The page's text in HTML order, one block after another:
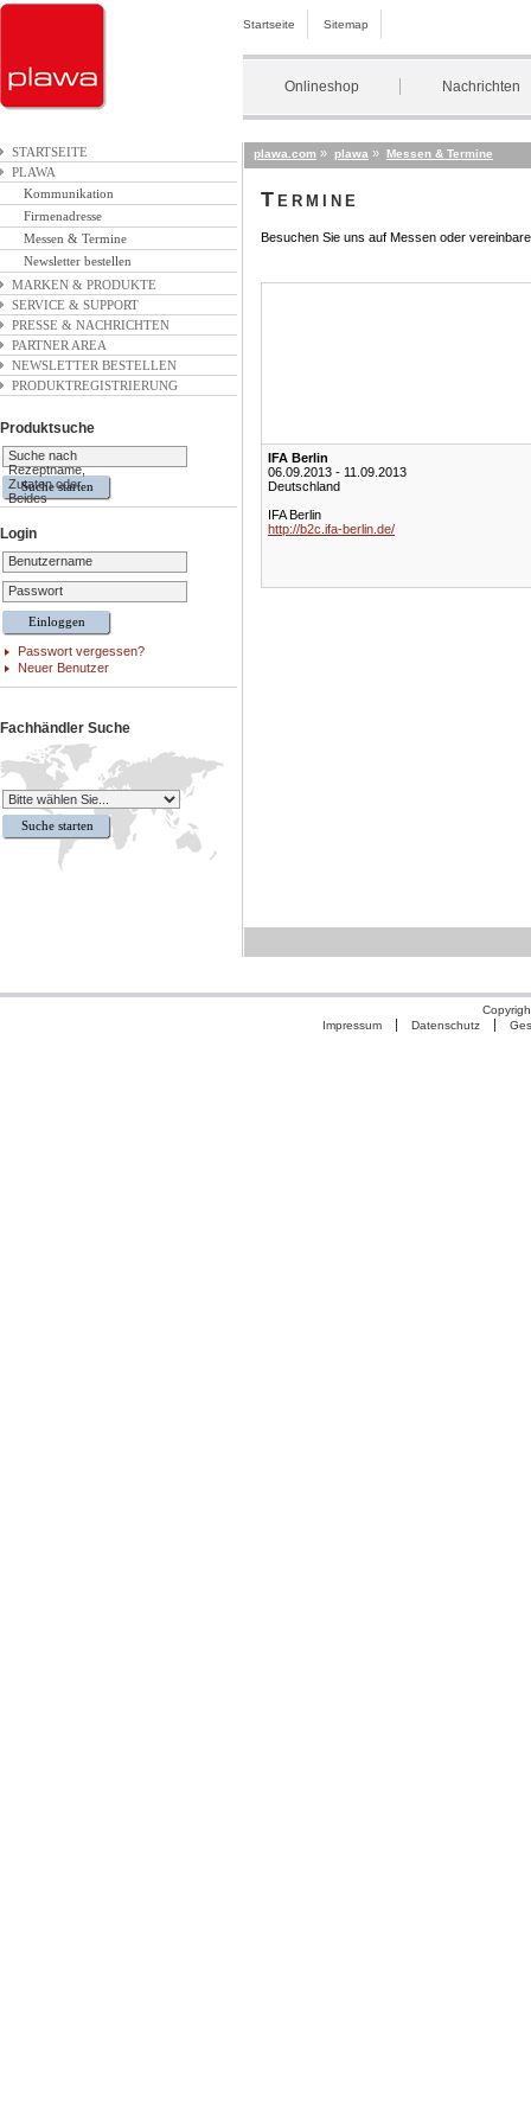
Startseite Sitemap
Onlineshop Nachrichten
STARTSEITE
PLAWA
Kommunikation
Firmenadresse
Messen & Termine
Newsletter bestellen
MARKEN & PRODUKTE
SERVICE & SUPPORT
PRESSE & NACHRICHTEN
PARTNER AREA
NEWSLETTER BESTELLEN
PRODUKTREGISTRIERUNG
Produktsuche
Suche nach
Rezeptname,
Zutaten oder
Beides
Login
Benutzername
Passwort
Passwort vergessen?
Neuer Benutzer
Fachhändler Suche
plawa.com » plawa » Messen & Termine
Termine
Besuchen Sie uns auf Messen oder
IFA Berlin
06.09.2013 - 11.09.2013
Deutschland
IFA Berlin
http://b2c.ifa-berlin.de/
Impressum
Datenschutz